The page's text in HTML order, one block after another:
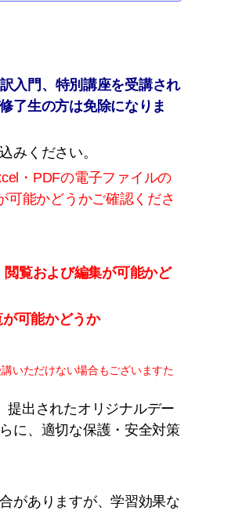
入門、特別講座を受講され
了生の方は免除になりま
みください。
・PDFの電子ファイルの
可能かどうかご確認くださ
覧および編集が可能かど
可能かどうか
いただけない場合もございますた
提出されたオリジナルデー
に、適切な保護・安全対策
がありますが、学習効果な